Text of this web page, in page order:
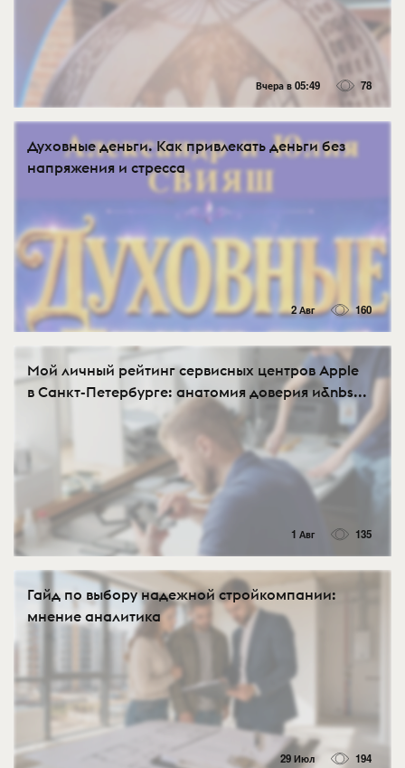
Вчера в 05:49 78
Духовные деньги. Как привлекать деньги без
напряжения и стресса
2 Авг 160
Мой личный рейтинг сервисных центров Apple
в Санкт-Петербурге: анатомия доверия и&nbs...
1 Авг 135
Гайд по выбору надежной стройкомпании:
мнение аналитика
29 Июл 194